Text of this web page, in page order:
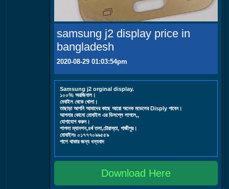
samsung j2 display price in
bangladesh
2020-08-29 01:03:54pm
Samsung j2 orginal display.
১০০% অরজিনাল।
মেবাইল থেকে খোলা।
তাছাড়া আপনি আমাদের কাছে আরো অনেক মডেলের Disply পাবেন।
আপনার কোনো মোবাইল এর ডিসপ্লে লাগলে,,
যোগাযোগ করুন।
শাপলা ম্যানশন,৪র্থ তলা,চৌরাস্তা, গাজীপুর।
মোবাইলঃ ০১৭৭৭০৯৯৫৫৯
পাশে থাকার জন্য ধন্যবাদ
Download Here